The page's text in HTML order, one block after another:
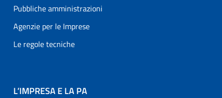
Pubbliche amministrazioni
Agenzie per le Imprese
Le regole tecniche
L’IMPRESA E LA PA